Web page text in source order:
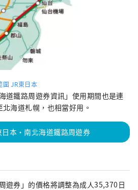
圍 JR東日本
道鐵路周遊券資訊」使用期間也是連
海道札幌，也相當好用。
本・南北海道鐵路周遊券
遊券」的價格將調整為成人35,370日